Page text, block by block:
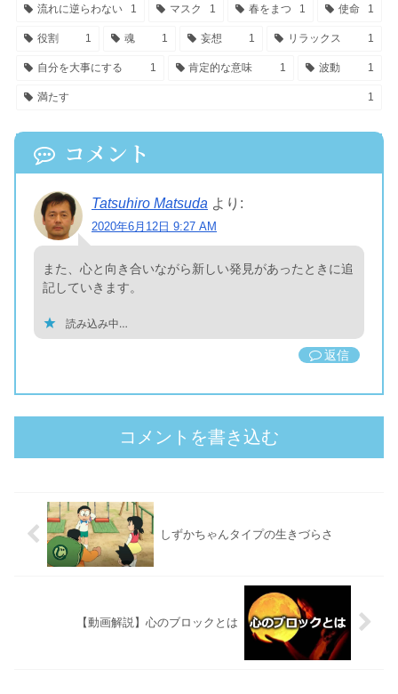
流れに逆らわない 1 マスク 1 春をまつ 1 使命 1
役割 1 魂 1 妄想 1 リラックス 1
自分を大事にする 1 肯定的な意味 1 波動 1
満たす 1
コメント
Tatsuhiro Matsuda より:
2020年6月12日 9:27 AM
また、心と向き合いながら新しい発見があったときに追
記していきます。
読み込み中…
返信
コメントを書き込む
しずかちゃんタイプの生きづらさ
【動画解説】心のブロックとは